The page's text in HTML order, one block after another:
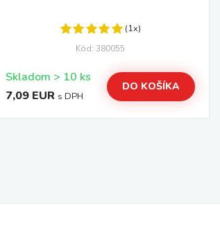
(1x)
Kód: 380055
Skladom > 10 ks
7,09 EUR s DPH
DO KOŠÍKA